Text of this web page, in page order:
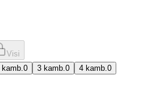
Visi
kamb. 0 3 kamb. 0 4 kamb. 0